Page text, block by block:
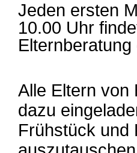
Jeden ersten
10.00 Uhr
Alle Eltern von
dazu
Frühstück und